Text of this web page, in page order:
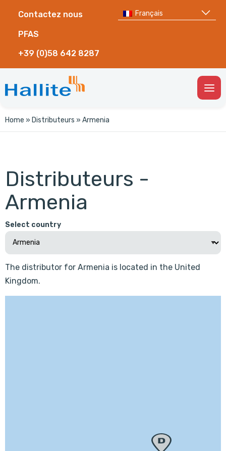
Contactez nous
PFAS
+39 (0)58 642 8287
Français
Home » Distributeurs » Armenia
Distributeurs -
Armenia
Select country
The distributor for Armenia is located in the United
Kingdom.